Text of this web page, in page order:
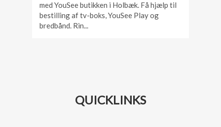
med YouSee butikken i Holbæk. Få hjælp til
bestilling af tv-boks, YouSee Play og
bredbånd. Rin...
QUICKLINKS